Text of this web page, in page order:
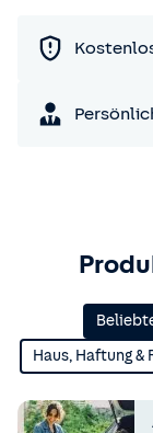
Haus, Haftung &